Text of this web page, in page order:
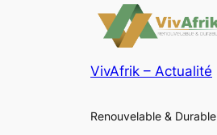
VivAfrik – Actualité
Renouvelable & Durable